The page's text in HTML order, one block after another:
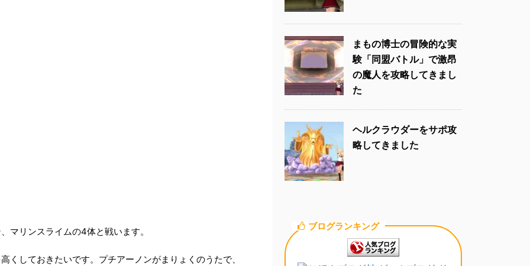
マリンスライムの4体と戦います。
くしておきたいです。プチアーノンがまりょくのうたで、
まもの博士の冒険的な実
験「同盟バトル」で激昂
の魔人を攻略してきまし
た
ヘルクラウダーをサポ攻
略してきました
ブログランキング